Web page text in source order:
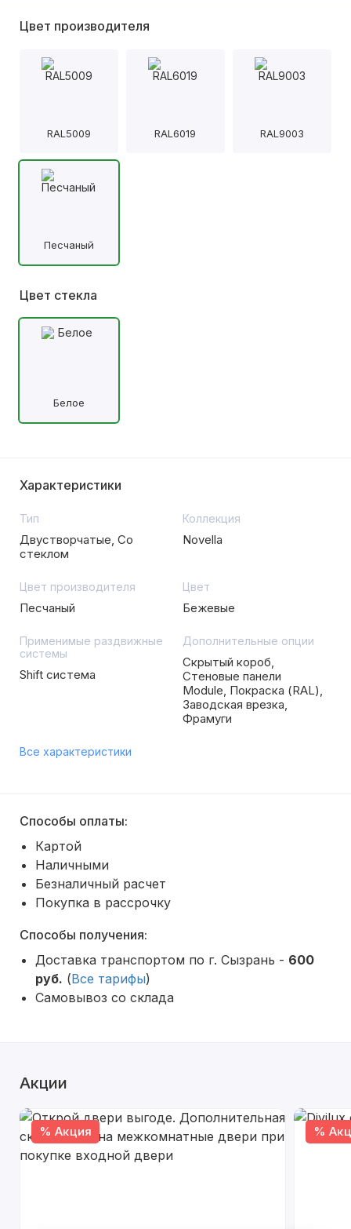
Цвет производителя
RAL5009 RAL6019 RAL9003
Песчаный
Цвет стекла
Белое
Характеристики
Тип
Двустворчатые, Со
стеклом
Коллекция
Novella
Цвет производителя
Песчаный
Цвет
Бежевые
Применимые раздвижные
системы
Shift система
Дополнительные опции
Скрытый короб,
Стеновые панели
Module, Покраска (RAL),
Заводская врезка,
Фрамуги
Все характеристики
Способы оплаты:
Картой
Наличными
Безналичный расчет
Покупка в рассрочку
Способы получения:
Доставка транспортом по г. Сызрань - 600
руб. (Все тарифы)
Самовывоз со склада
Акции
% Акция %